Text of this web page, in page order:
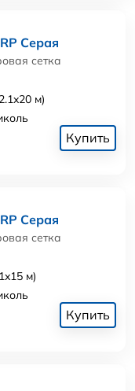
Серая
сетка
м)
Купить
Серая
сетка
м)
Купить